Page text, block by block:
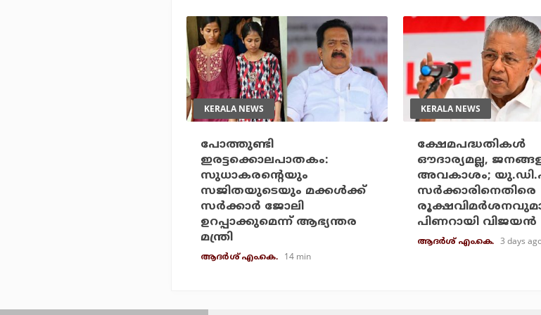
KERALA NEWS
പോത്തുണ്ടി
ഇരട്ടക്കൊലപാതകം:
സുധാകരന്റെയും
സജിതയുടെയും മക്കള്‍ക്ക്
സര്‍ക്കാര്‍ ജോലി
ഉറപ്പാക്കുമെന്ന് ആഭ്യന്തര
മന്ത്രി
ആദർശ് എം.കെ. 14 min
KERALA NEWS
ക്ഷേമപദ്ധതികള്‍
ഔദാര്യമല്ല,
അവകാശം;
സര്‍ക്കാരിനെതിരെ
പിണറായി വിജയന്‍
ആദർശ് എം.കെ. 3 days